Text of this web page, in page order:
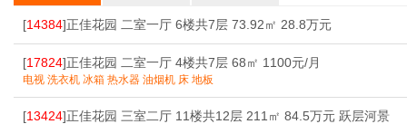
[14384]正佳花园 二室一厅 6楼共7层 73.92㎡ 28.8万元
[17824]正佳花园 二室一厅 4楼共7层 68㎡ 1100元/月
电视 洗衣机 冰箱 热水器 油烟机 床 地板
[13424]正佳花园 三室二厅 11楼共12层 211㎡ 84.5万元 跃层河景